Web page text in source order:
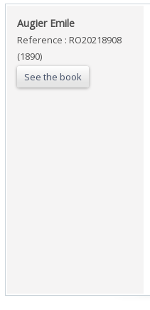
‎Augier Emile‎
Reference : RO20218908
(1890)
See the book